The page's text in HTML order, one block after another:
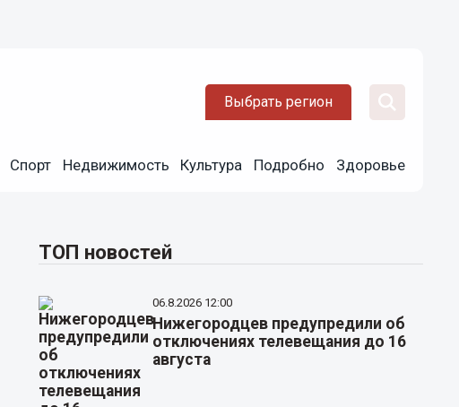
Выбрать регион
Спорт Недвижимость Культура Подробно Здоровье
ТОП новостей
06.8.2026 12:00
Нижегородцев предупредили об
отключениях телевещания до 16
августа